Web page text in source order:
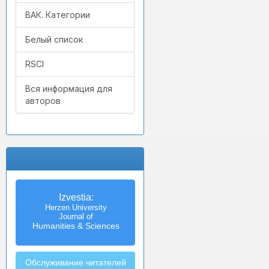
ВАК. Категории
Белый список
RSCI
Вся информация для
авторов
Izvestia:
Herzen University
Journal of
Humanities & Sciences
Обслуживание читателей